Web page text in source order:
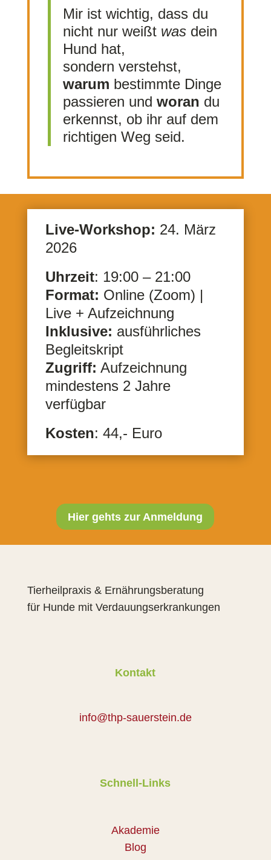
Mir ist wichtig, dass du
nicht nur weißt wasdein
Hund hat,
sondern verstehst,
warum bestimmte Dinge
passieren und woran du
erkennst, ob ihr auf dem
richtigen Weg seid.
Live-Workshop: 24. März
2026
Uhrzeit: 19:00 – 21:00
Format: Online (Zoom) |
Live + Aufzeichnung
Inklusive: ausführliches
Begleitskript
Zugriff: Aufzeichnung
mindestens 2 Jahre
verfügbar
Kosten: 44,- Euro
Hier gehts zur Anmeldung
Tierheilpraxis & Ernährungsberatung
für Hunde mit Verdauungserkrankungen
Kontakt
info@thp-sauerstein.de
Schnell-Links
Akademie
Blog